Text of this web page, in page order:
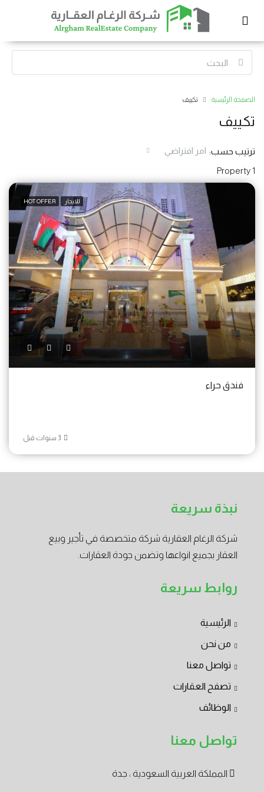
الصفحة الرئيسية تكييف
تكييف
1 Property
ترتيب حسب: امر افتراضي
للايجار HOT OFFER
فندق حراء
نبذة سريعة
شركة الرغام العقارية شركة متخصصة في تأجير وبيع
العقار بجميع انواعها وتضمن جودة العقارات.
روابط سريعة
الرئيسية
من نحن
تواصل معنا
تصفح العقارات
الوظائف
تواصل معنا
المملكة العربية السعودية ، جدة